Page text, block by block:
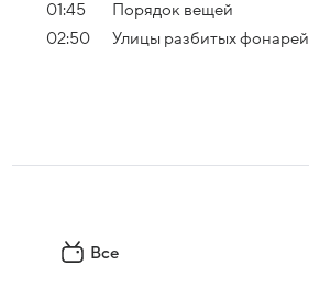
01:45
Порядок вещей
02:50
Улицы разбитых фонарей
Все